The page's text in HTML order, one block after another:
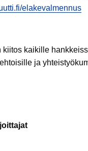
elakevalmennus
kiitos kaikille
ja